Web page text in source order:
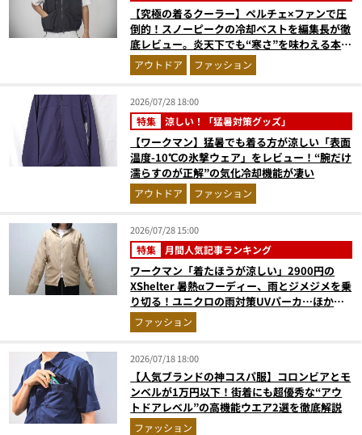
【究極の着るクーラー】ペルチェ×ファンで圧
倒的！スノーピークの冷却ベストを編集長が徹
底レビュー。炎天下でも“寒さ”を味わえる本気
のギア『コレ買いです』Vol.172
アウトドア ファッション
2026/07/28 18:00
特集 涼しい！「猛暑対策グッズ」
【ワークマン】猛暑でも着る方が涼しい「表面
温度-10℃の氷撃ウェア」をレビュー！“腕だけ
濡らすのが正解”の気化冷却機能が凄い
アウトドア ファッション
2026/07/28 15:00
特集 月間人気記事ランキング
ワークマン「着たほうが涼しい」2900円の
XShelter 暑熱αフーディー、雨とジメジメを乗
り切る！ユニクロの雨対策UVパーカ…ほか
【アウターの人気記事ランキングベスト3】
（2026年6月版）
ファッション
2026/07/18 18:00
【人気ブランドの神コスパ服】コロンビアとモ
ンベルが1万円以下！街着にも超優秀な“アウ
トドアレベル”の高機能ウエア2選を徹底解説
ファッション